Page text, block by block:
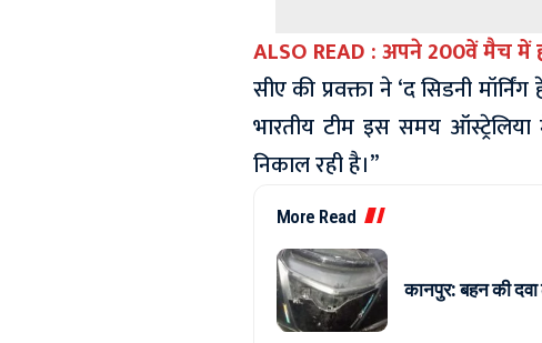
ALSO READ :अपने 200वें मैच में
सीए की प्रवक्ता ने ‘द सिडनी
भारतीय टीम इस समय
निकाल रही है।’’
More Read
कानपुर: बहन की